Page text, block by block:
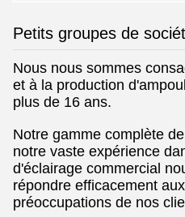
Petits groupes de
Nous nous sommes
et à la production
plus de 16 ans.
Notre gamme complète
notre vaste expérience
d'éclairage commercial
répondre efficacement
préoccupations de nos